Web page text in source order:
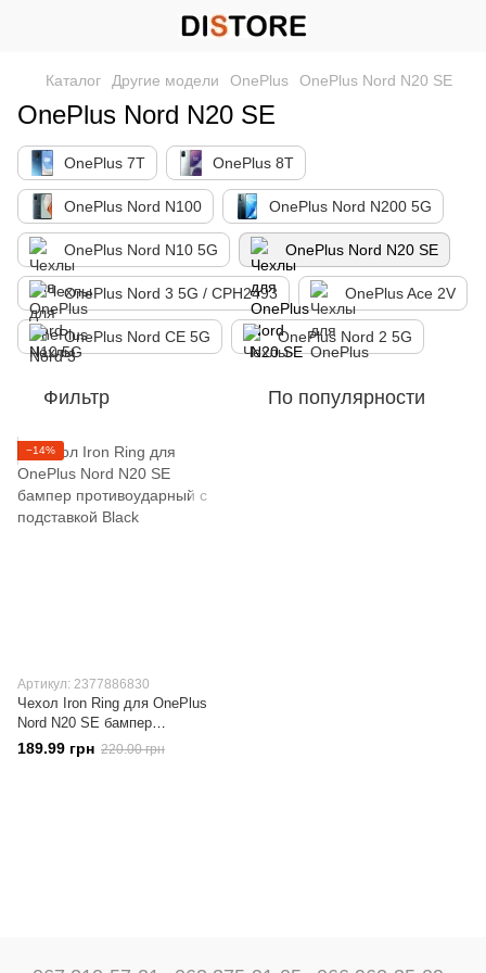
Каталог Другие модели OnePlus OnePlus Nord N20 SE
OnePlus Nord N20 SE
OnePlus 7T OnePlus 8T
OnePlus Nord N100 OnePlus Nord N200 5G
OnePlus Nord N10 5G OnePlus Nord N20 SE
OnePlus Nord 3 5G / CPH2493 OnePlus Ace 2V
OnePlus Nord CE 5G OnePlus Nord 2 5G
Фильтр По популярности
−14%
Артикул: 2377886830
Чехол Iron Ring для OnePlus
Nord N20 SE бампер
противоударный с подставкой
189.99 грн 220.00 грн